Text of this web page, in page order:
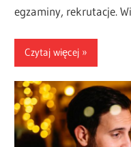
egzaminy, rekrutacje.
Czytaj więcej